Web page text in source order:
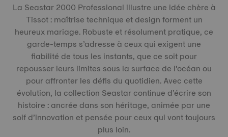
La Seastar 2000 Professional illustre une idée chère à
Tissot : maîtrise technique et design forment un
heureux mariage. Robuste et résolument pratique, ce
garde-temps s’adresse à ceux qui exigent une
fiabilité de tous les instants, que ce soit pour
repousser leurs limites sous la surface de l’océan ou
pour affronter les défis du quotidien. Avec cette
évolution, la collection Seastar continue d’écrire son
histoire : ancrée dans son héritage, animée par une
soif d’innovation et pensée pour ceux qui vont toujours
plus loin.